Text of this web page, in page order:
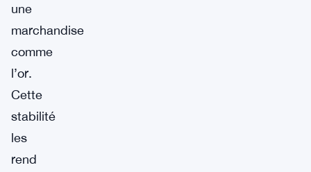
une
marchandise
comme
l’or.
Cette
stabilité
les
rend